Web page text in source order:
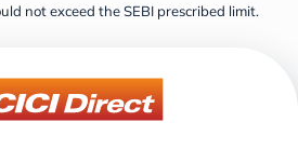
not exceed the SEBI prescribed limit.